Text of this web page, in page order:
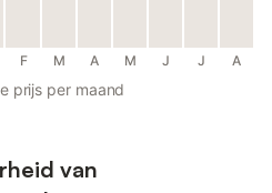
F M A M J J A
prijs per maand
van